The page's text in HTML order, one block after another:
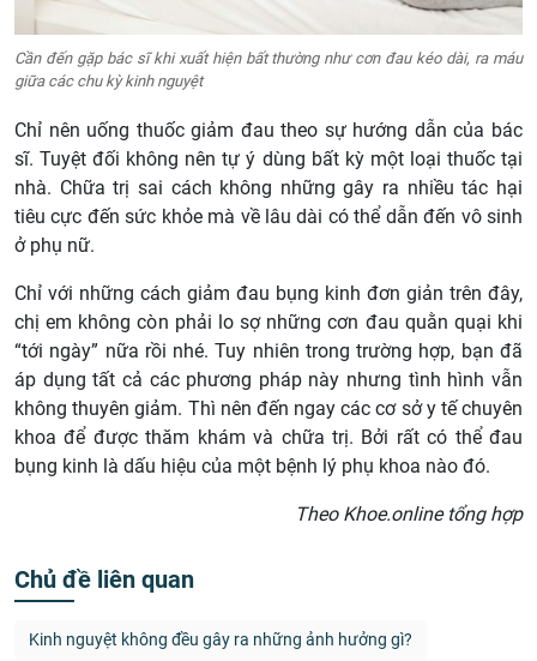
Cần đến gặp bác sĩ khi xuất hiện bất thường như cơn đau kéo dài, ra máu
giữa các chu kỳ kinh nguyệt
Chỉ nên uống thuốc giảm đau theo sự hướng dẫn của bác
sĩ. Tuyệt đối không nên tự ý dùng bất kỳ một loại thuốc tại
nhà. Chữa trị sai cách không những gây ra nhiều tác hại
tiêu cực đến sức khỏe mà về lâu dài có thể dẫn đến vô sinh
ở phụ nữ.
Chỉ với những cách giảm đau bụng kinh đơn giản trên đây,
chị em không còn phải lo sợ những cơn đau quằn quại khi
“tới ngày” nữa rồi nhé. Tuy nhiên trong trường hợp, bạn đã
áp dụng tất cả các phương pháp này nhưng tình hình vẫn
không thuyên giảm. Thì nên đến ngay các cơ sở y tế chuyên
khoa để được thăm khám và chữa trị. Bởi rất có thể đau
bụng kinh là dấu hiệu của một bệnh lý phụ khoa nào đó.
Theo Khoe.online tổng hợp
Chủ đề liên quan
Kinh nguyệt không đều gây ra những ảnh hưởng gì?